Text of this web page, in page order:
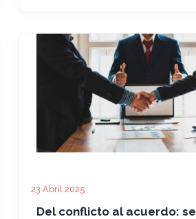
23 Abril 2025
Del conflicto al acuerdo: se